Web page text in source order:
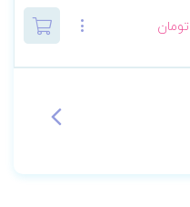
تومان